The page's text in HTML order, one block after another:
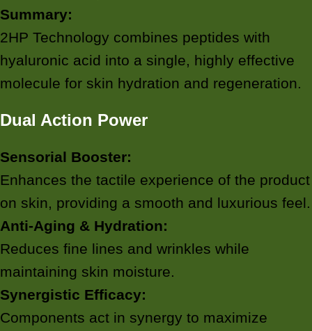
Summary:
2HP Technology combines peptides with
hyaluronic acid into a single, highly effective
molecule for skin hydration and regeneration.
Dual Action Power
Sensorial Booster:
Enhances the tactile experience of the product
on skin, providing a smooth and luxurious feel.
Anti-Aging & Hydration:
Reduces fine lines and wrinkles while
maintaining skin moisture.
Synergistic Efficacy:
Components act in synergy to maximize